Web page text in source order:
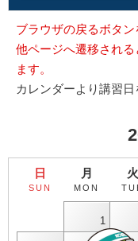
ブラウザの戻るボタン
他ページへ遷移され
ます。
カレンダーより講習日
日
SUN
月
MON
火
1